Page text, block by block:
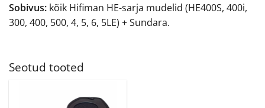
Sobivus: kõik Hifiman HE-sarja mudelid (HE400S, 400i,
300, 400, 500, 4, 5, 6, 5LE) + Sundara.
Seotud tooted